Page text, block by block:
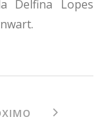
Delfina Lopes